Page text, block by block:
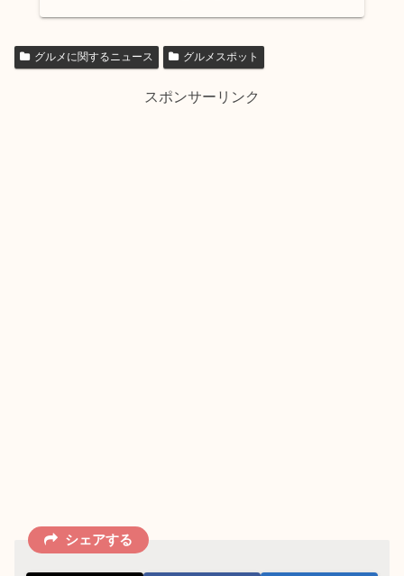
グルメに関するニュース グルメスポット
スポンサーリンク
シェアする